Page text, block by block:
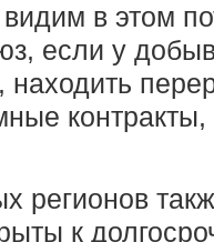
видим в этом
если у
находить
контракты,
регионов
к